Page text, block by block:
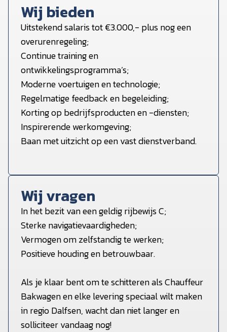
Wij bieden
Uitstekend salaris tot €3.000,- plus nog een
overurenregeling;
Continue training en
ontwikkelingsprogramma’s;
Moderne voertuigen en technologie;
Regelmatige feedback en begeleiding;
Korting op bedrijfsproducten en -diensten;
Inspirerende werkomgeving;
Baan met uitzicht op een vast dienstverband.
Wij vragen
In het bezit van een geldig rijbewijs C;
Sterke navigatievaardigheden;
Vermogen om zelfstandig te werken;
Positieve houding en betrouwbaar.
Als je klaar bent om te schitteren als Chauffeur
Bakwagen en elke levering speciaal wilt maken
in regio Dalfsen, wacht dan niet langer en
solliciteer vandaag nog!